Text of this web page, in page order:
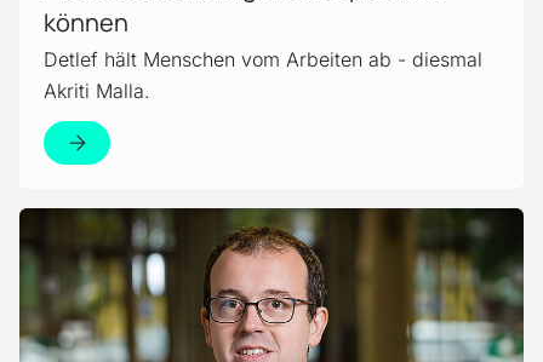
können
Detlef hält Menschen vom Arbeiten ab - diesmal
Akriti Malla.
Mehr erfahren!